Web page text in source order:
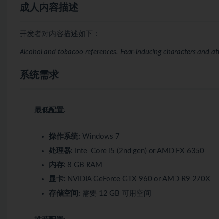
成人内容描述
开发者对内容描述如下：
Alcohol and tobacoo references. Fear-inducing characters and
系统需求
最低配置:
操作系统: Windows 7
处理器: Intel Core i5 (2nd gen) or AMD FX 6350
内存: 8 GB RAM
显卡: NVIDIA GeForce GTX 960 or AMD R9 270X
存储空间: 需要 12 GB 可用空间